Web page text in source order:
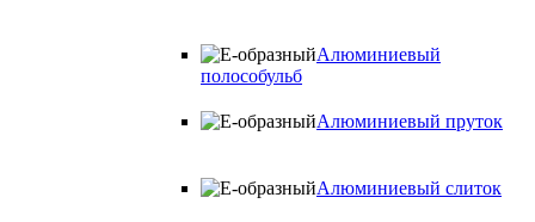
Алюминиевый
полособульб
Алюминиевый пруток
Алюминиевый слиток